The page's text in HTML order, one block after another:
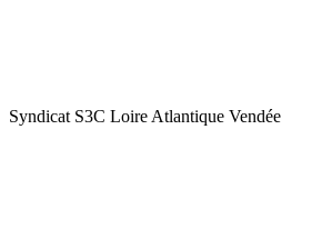
Syndicat S3C Loire Atlantique Vendée